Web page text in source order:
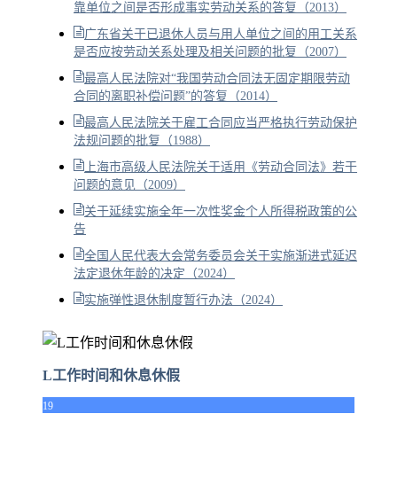
靠单位之间是否形成事实劳动关系的答复（2013）
广东省关于已退休人员与用人单位之间的用工关系
是否应按劳动关系处理及相关问题的批复（2007）
最高人民法院对“我国劳动合同法无固定期限劳动
合同的离职补偿问题”的答复（2014）
最高人民法院关于雇工合同应当严格执行劳动保护
法规问题的批复（1988）
上海市高级人民法院关于适用《劳动合同法》若干
问题的意见（2009）
关于延续实施全年一次性奖金个人所得税政策的公
告
全国人民代表大会常务委员会关于实施渐进式延迟
法定退休年龄的决定（2024）
实施弹性退休制度暂行办法（2024）
L工作时间和休息休假
19